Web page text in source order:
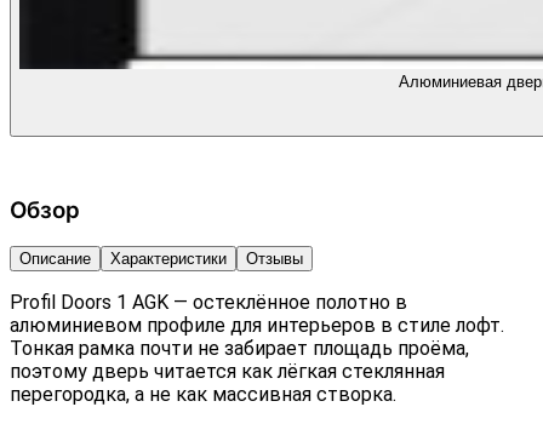
Алюминиевая
Обзор
Описание Характеристики Отзывы
Profil Doors 1 AGK — остеклённое полотно в
алюминиевом профиле для интерьеров в стиле лофт.
Тонкая рамка почти не забирает площадь проёма,
поэтому дверь читается как лёгкая стеклянная
перегородка, а не как массивная створка.